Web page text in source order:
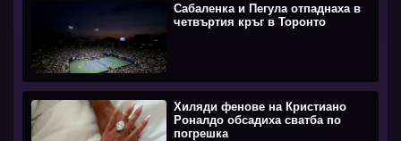
Сабаленка и Пегула отпаднаха в
четвъртия кръг в Торонто
Хиляди фенове на Кристиано
Роналдо обсадиха сватба по
погрешка